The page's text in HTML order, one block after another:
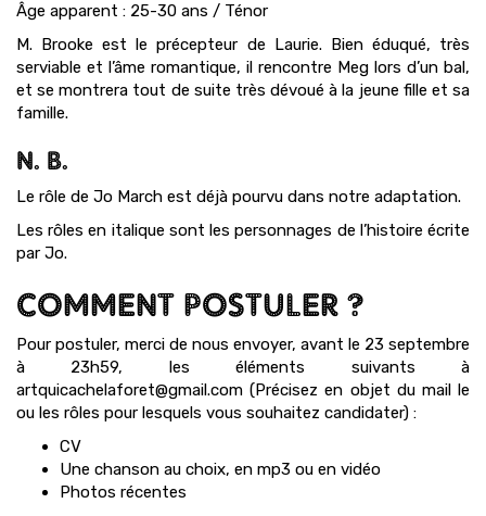
Âge apparent : 25-30 ans / Ténor
M. Brooke est le précepteur de Laurie. Bien éduqué, très
serviable et l’âme romantique, il rencontre Meg lors d’un bal,
et se montrera tout de suite très dévoué à la jeune fille et sa
famille.
N. B.
Le rôle de Jo March est déjà pourvu dans notre adaptation.
Les rôles en italique sont les personnages de l’histoire écrite
par Jo.
COMMENT POSTULER ?
Pour postuler, merci de nous envoyer, avant le 23 septembre
à 23h59, les éléments suivants à
artquicachelaforet@gmail.com (Précisez en objet du mail le
ou les rôles pour lesquels vous souhaitez candidater) :
CV
Une chanson au choix, en mp3 ou en vidéo
Photos récentes